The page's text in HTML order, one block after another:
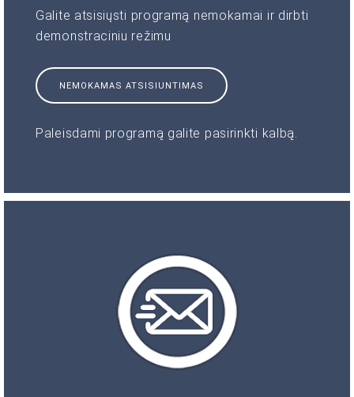
Galite atsisiųsti programą nemokamai ir dirbti
demonstraciniu režimu
NEMOKAMAS ATSISIUNTIMAS
Paleisdami programą galite pasirinkti kalbą.